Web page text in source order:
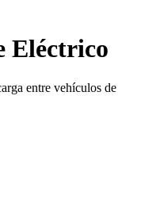
Eléctrico
entre vehículos de